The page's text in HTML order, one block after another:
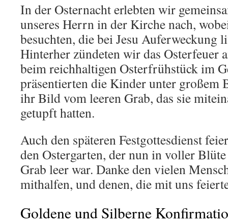
In der Osternacht erlebten wir
unseres Herrn in der Kirche nach,
besuchten, die bei Jesu Auferweckung
Hinterher zündeten wir das Osterfeuer
beim reichhaltigen Osterfrühstück im
präsentierten die Kinder unter großem
ihr Bild vom leeren Grab, das sie
getupft hatten.
Auch den späteren Festgottesdienst
den Ostergarten, der nun in voller
Grab leer war. Danke den vielen
mithalfen, und denen, die mit uns
Goldene und Silberne